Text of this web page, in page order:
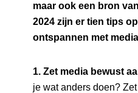
maar ook een bron
2024 zijn er tien tips
ontspannen met
1. Zet media bewust
je wat anders doen?